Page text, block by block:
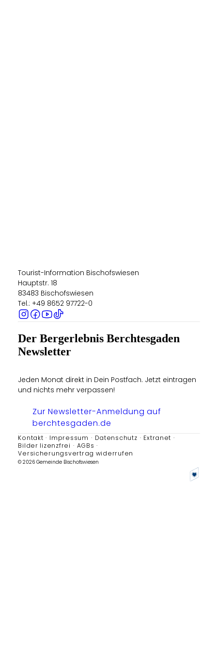
Tourist-Information Bischofswiesen
Hauptstr. 18
83483 Bischofswiesen
Tel.: +49 8652 97722-0
Der Bergerlebnis Berchtesgaden
Newsletter
Jeden Monat direkt in Dein Postfach. Jetzt eintragen
und nichts mehr verpassen!
Zur Newsletter-Anmeldung auf
berchtesgaden.de
Kontakt Impressum Datenschutz
Extranet
Bilder lizenzfrei
AGBs
Versicherungsvertrag widerrufen
© 2026 Gemeinde Bischofswiesen